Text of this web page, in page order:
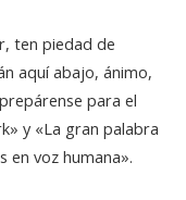
ten piedad de
aquí abajo, ánimo,
para el
y «La gran palabra
voz humana».